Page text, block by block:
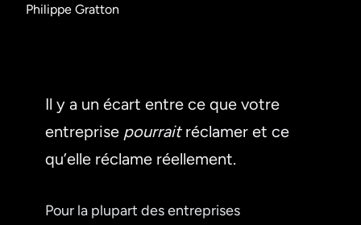
Philippe Gratton
Il y a un écart entre ce que votre
entreprise pourraitréclamer et ce
qu’elle réclame réellement.
Pour la plupart des entreprises